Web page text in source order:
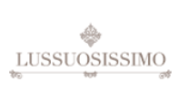
contenuto